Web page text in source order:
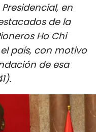
AMBIENTE
en
de la
Ho Chi
país, con motivo
de esa